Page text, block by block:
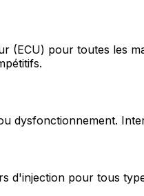
(ECU) pour toutes les
dysfonctionnement.
d'injection pour tous